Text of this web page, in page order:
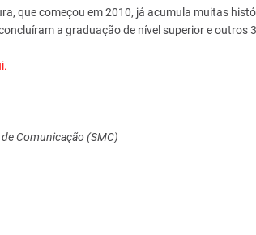
que começou em 2010, já acumula muitas
a graduação de nível superior e outros
Comunicação (SMC)